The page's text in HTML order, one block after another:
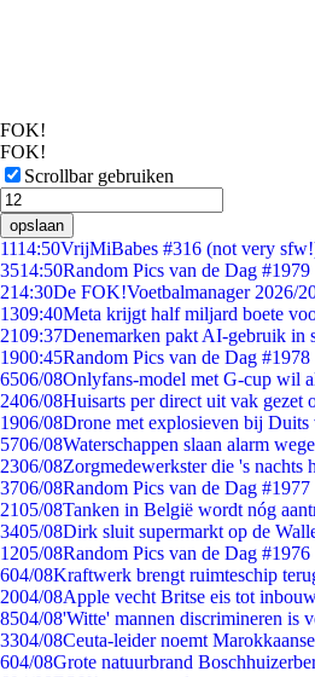
FOK!
FOK!
Scrollbar gebruiken
opslaan
1114:50VrijMiBabes #316 (not very
3514:50Random Pics van de Dag #1979
214:30De FOK!Voetbalmanager 2026/
1309:40Meta krijgt half miljard boete
2109:37Denemarken pakt AI-gebruik in
1900:45Random Pics van de Dag #1978
6506/08Onlyfans-model met G-cup wil
2406/08Huisarts per direct uit vak gezet
1906/08Drone met explosieven bij
5706/08Waterschappen slaan alarm
2306/08Zorgmedewerkster die 's nachts
3706/08Random Pics van de Dag #1977
2105/08Tanken in België wordt nóg
3405/08Dirk sluit supermarkt op de
1205/08Random Pics van de Dag #1976
604/08Kraftwerk brengt ruimteschip
2004/08Apple vecht Britse eis tot
8504/08'Witte' mannen discrimineren is
3304/08Ceuta-leider noemt
604/08Grote natuurbrand